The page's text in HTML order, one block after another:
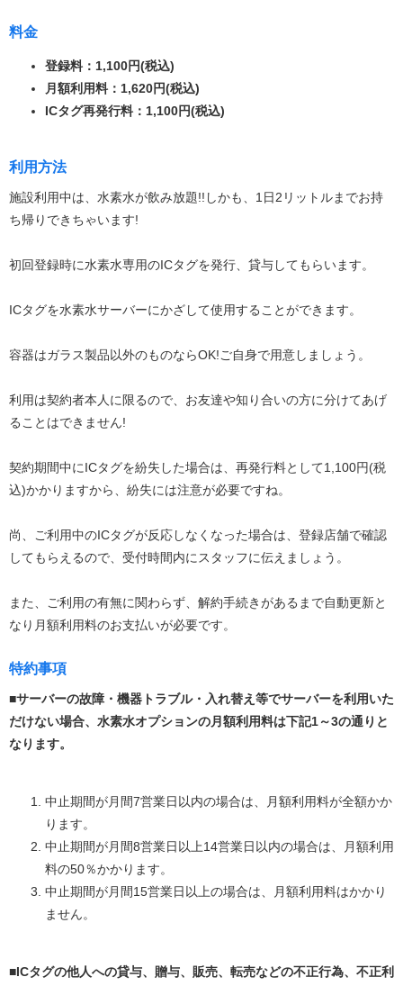
料金
登録料：1,100円(税込)
月額利用料：1,620円(税込)
ICタグ再発行料：1,100円(税込)
利用方法
施設利用中は、水素水が飲み放題!!しかも、1日2リットルまでお持
ち帰りできちゃいます!
初回登録時に水素水専用のICタグを発行、貸与してもらいます。
ICタグを水素水サーバーにかざして使用することができます。
容器はガラス製品以外のものならOK!ご自身で用意しましょう。
利用は契約者本人に限るので、お友達や知り合いの方に分けてあげ
ることはできません!
契約期間中にICタグを紛失した場合は、再発行料として1,100円(税
込)かかりますから、紛失には注意が必要ですね。
尚、ご利用中のICタグが反応しなくなった場合は、登録店舗で確認
してもらえるので、受付時間内にスタッフに伝えましょう。
また、ご利用の有無に関わらず、解約手続きがあるまで自動更新と
なり月額利用料のお支払いが必要です。
特約事項
■サーバーの故障・機器トラブル・入れ替え等でサーバーを利用いた
だけない場合、水素水オプションの月額利用料は下記1～3の通りと
なります。
中止期間が月間7営業日以内の場合は、月額利用料が全額かか
ります。
中止期間が月間8営業日以上14営業日以内の場合は、月額利用
料の50％かかります。
中止期間が月間15営業日以上の場合は、月額利用料はかかり
ません。
■ICタグの他人への貸与、贈与、販売、転売などの不正行為、不正利